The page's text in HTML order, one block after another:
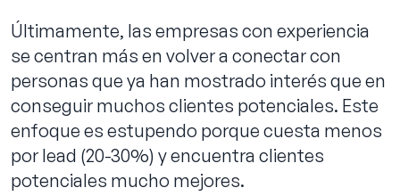
Últimamente, las empresas con experiencia
se centran más en volver a conectar con
personas que ya han mostrado interés que en
conseguir muchos clientes potenciales. Este
enfoque es estupendo porque cuesta menos
por lead (20-30%) y encuentra clientes
potenciales mucho mejores.